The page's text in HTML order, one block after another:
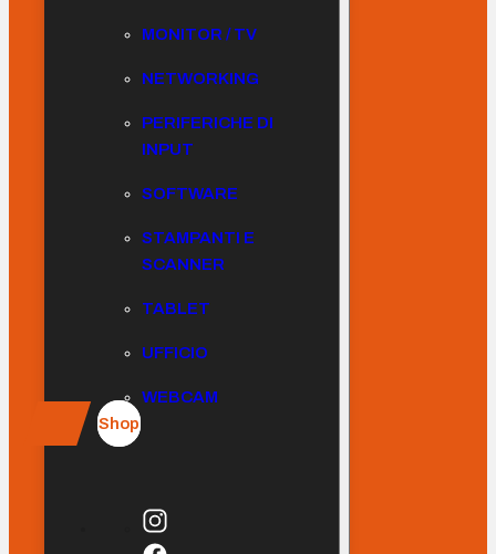
MONITOR / TV
NETWORKING
PERIFERICHE DI
INPUT
SOFTWARE
STAMPANTI E
SCANNER
TABLET
UFFICIO
WEBCAM
Shop